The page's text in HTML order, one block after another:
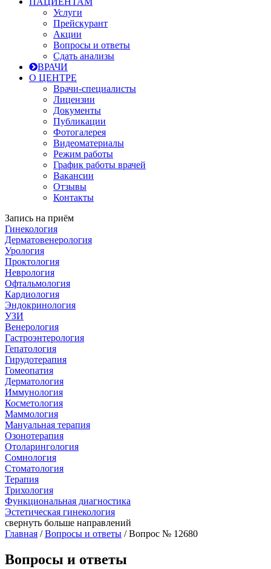
Услуги
Прейскурант
Акции
Вопросы и ответы
Сдать анализы
ВРАЧИ
О ЦЕНТРЕ
Врачи-специалисты
Лицензии
Документы
Публикации
Фотогалерея
Видеоматериалы
Режим работы
График работы врачей
Вакансии
Отзывы
Контакты
Запись на приём
Гинекология
Дерматовенерология
Урология
Проктология
Неврология
Офтальмология
Кардиология
Эндокринология
УЗИ
Венерология
Гастроэнтерология
Гепатология
Гирудотерапия
Гомеопатия
Дерматология
Иммунология
Косметология
Маммология
Мануальная терапия
Озонотерапия
Отоларингология
Сомнология
Стоматология
Терапия
Трихология
Функциональная диагностика
Эстетическая гинекология
свернуть больше направлений
Главная /Вопросы и ответы / Вопрос № 12680
Вопросы и ответы